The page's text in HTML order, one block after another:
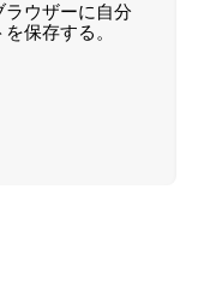
ラウザーに自分
保存する。